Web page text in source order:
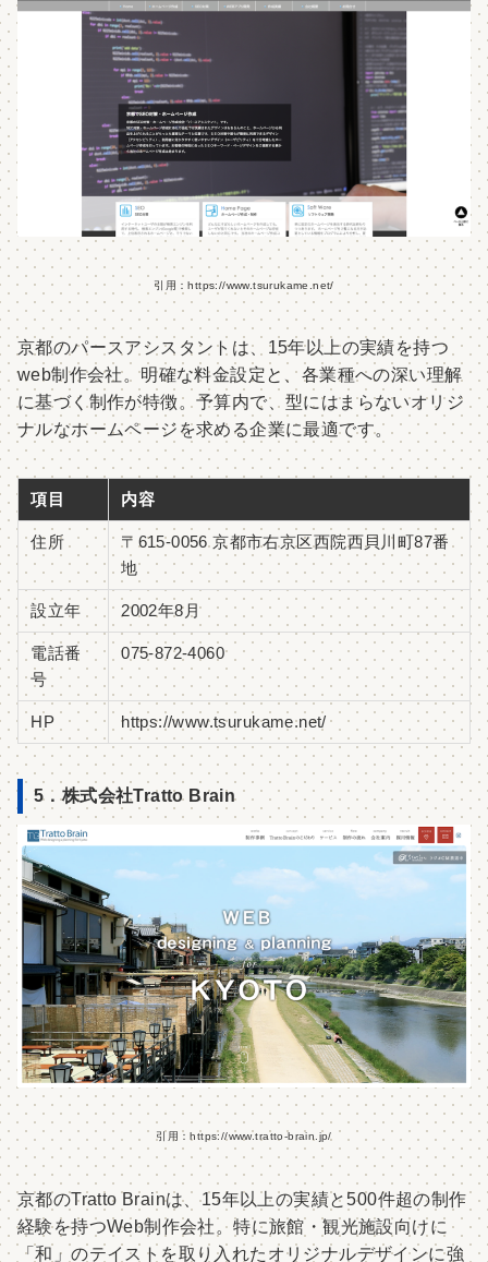
引用：https://www.tsurukame.net/
京都のパースアシスタントは、15年以上の実績を持つ
web制作会社。明確な料金設定と、各業種への深い理解
に基づく制作が特徴。予算内で、型にはまらないオリジ
ナルなホームページを求める企業に最適です。
項目 内容
住所
〒615-0056 京都市右京区西院西貝川町87番
地
設立年 2002年8月
電話番
号
075-872-4060
HP https://www.tsurukame.net/
5．株式会社Tratto Brain
引用：https://www.tratto-brain.jp/
京都のTratto Brainは、15年以上の実績と500件超の制作
経験を持つWeb制作会社。特に旅館・観光施設向けに
「和」のテイストを取り入れたオリジナルデザインに強